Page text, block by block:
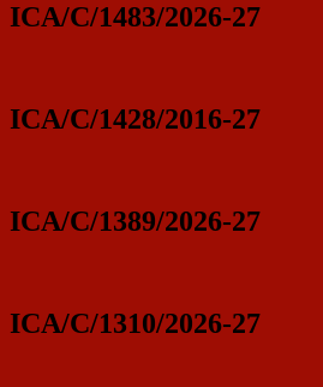
ICA/C/1483/2026-27
ICA/C/1428/2016-27
ICA/C/1389/2026-27
ICA/C/1310/2026-27